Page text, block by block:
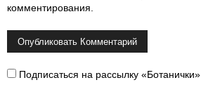
комментирования.
Подписаться на рассылку «Ботанички»